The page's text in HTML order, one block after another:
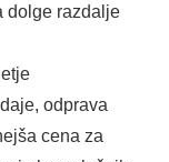
dolge razdalje
odprava
cena za